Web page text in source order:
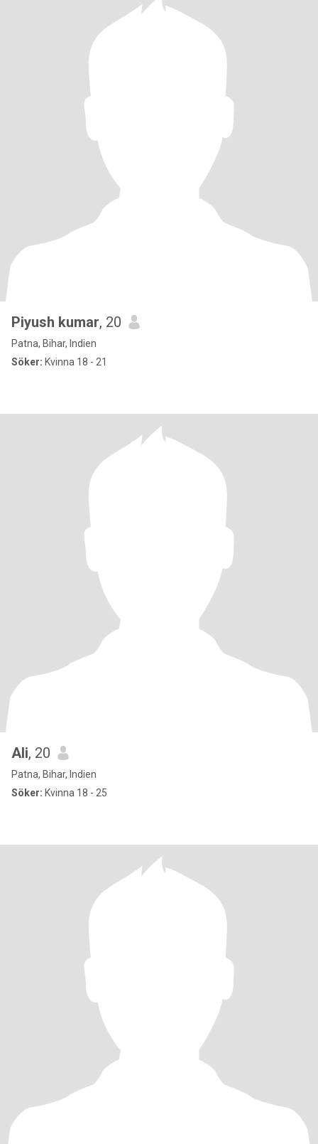
Piyush kumar, 20
Patna, Bihar, Indien
Söker: Kvinna 18 - 21
Ali, 20
Patna, Bihar, Indien
Söker: Kvinna 18 - 25